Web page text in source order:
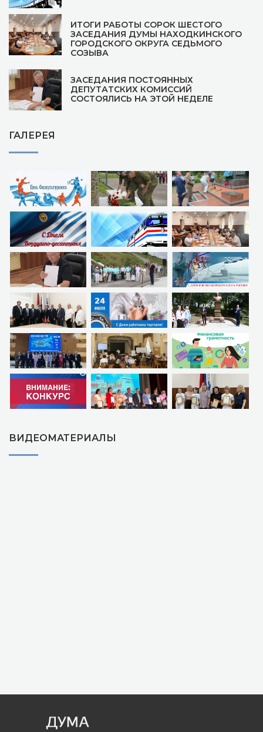
ИТОГИ РАБОТЫ СОРОК ШЕСТОГО
ЗАСЕДАНИЯ ДУМЫ НАХОДКИНСКОГО
ГОРОДСКОГО ОКРУГА СЕДЬМОГО
СОЗЫВА
ЗАСЕДАНИЯ ПОСТОЯННЫХ
ДЕПУТАТСКИХ КОМИССИЙ
СОСТОЯЛИСЬ НА ЭТОЙ НЕДЕЛЕ
ГАЛЕРЕЯ
ВИДЕОМАТЕРИАЛЫ